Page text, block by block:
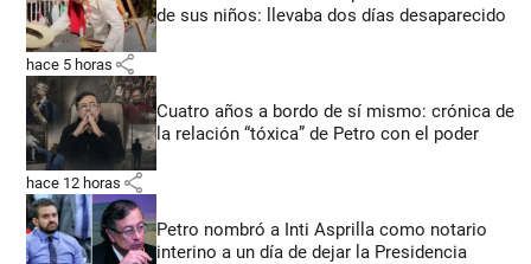
de sus niños: llevaba dos días desaparecido
hace 5 horas share
Cuatro años a bordo de sí mismo: crónica de
la relación “tóxica” de Petro con el poder
hace 12 horas share
Petro nombró a Inti Asprilla como notario
interino a un día de dejar la Presidencia